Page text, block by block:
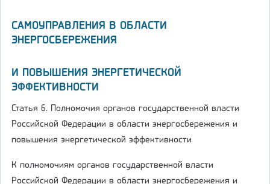
САМОУПРАВЛЕНИЯ В ОБЛАСТИ
ЭНЕРГОСБЕРЕЖЕНИЯ
И ПОВЫШЕНИЯ ЭНЕРГЕТИЧЕСКОЙ
ЭФФЕКТИВНОСТИ
Статья 6. Полномочия органов государственной власти
Российской Федерации в области энергосбережения и
повышения энергетической эффективности
К полномочиям органов государственной власти
Российской Федерации в области энергосбережения и